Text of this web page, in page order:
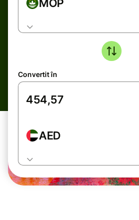
MOP
Convertit în
AED